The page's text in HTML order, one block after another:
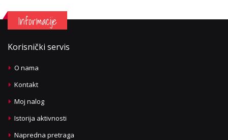
Informacije
Korisnički servis
O nama
Kontakt
Moj nalog
Istorija aktivnosti
Napredna pretraga